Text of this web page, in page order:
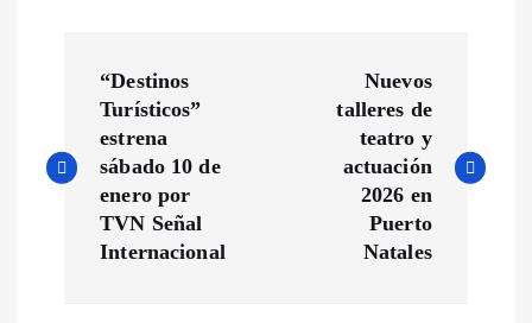
v
“Destinos
Turísticos”
estrena
sábado 10 de
enero por
TVN Señal
Internacional
Nuevos
talleres de
teatro y
actuación
2026 en
Puerto
Natales